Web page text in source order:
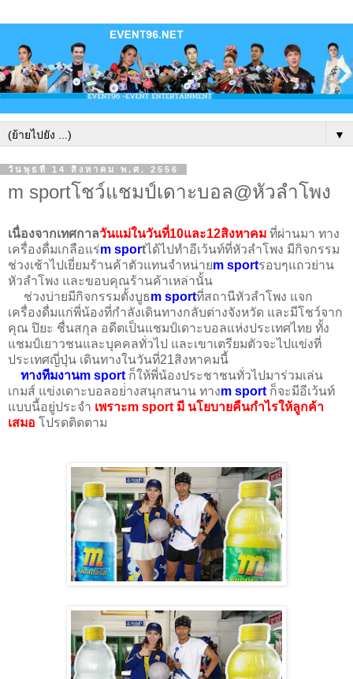
▼
วันพุธที่ 14 สิงหาคม พ.ศ. 2556
m sportโชว์แชมป์เดาะบอล@หัวลำโพง
เนื่องจากเทศกาลวันแม่ในวันที่10และ12สิงหาคม ที่ผ่านมา ทาง
เครื่องดื่มเกลือแร่m sportได้ไปทำอีเว้นท์ที่หัวลำโพง มีกิจกรรม
ช่วงเช้าไปเยี่ยมร้านค้าตัวแทนจำหน่ายm sportรอบๆแถวย่าน
หัวลำโพง และขอบคุณร้านค้าเหล่านั้น
ช่วงบ่ายมีกิจกรรมตั้งบูธm sportที่สถานีหัวลำโพง แจก
เครื่องดื่มแก่พี่น้องที่กำลังเดินทางกลับต่างจังหวัด และมีโชว์จาก
คุณ ปิยะ ชื่นสกุล อดีตเป็นแชมป์เดาะบอลแห่งประเทศไทย ทั้ง
แชมป์เยาวชนและบุคคลทั่วไป และเขาเตรียมตัวจะไปแข่งที่
ประเทศญี่ปุ่น เดินทางในวันที่21สิงหาคมนี้
ทางทีมงานm sport ก็ให้พี่น้องประชาชนทั่วไปมาร่วมเล่น
เกมส์ แข่งเดาะบอลอย่่างสนุกสนาน ทางm sport ก็จะมีอีเว้นท์
แบบนี้อยู่ประจำ เพราะm sport มี นโยบายคืนกำไรให้ลูกค้า
เสมอ โปรดติดตาม